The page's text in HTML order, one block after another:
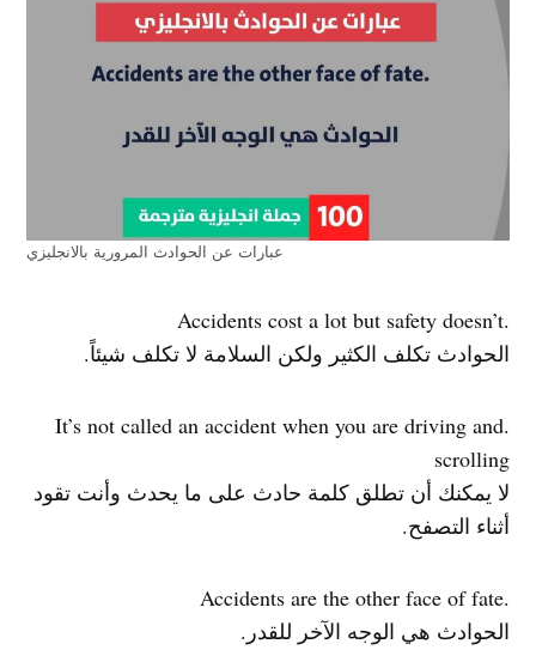
عبارات عن الحوادث المرورية بالانجليزي
.Accidents cost a lot but safety doesn’t
الحوادث تكلف الكثير ولكن السلامة لا تكلف شيئاً.
.It’s not called an accident when you are driving and
scrolling
لا يمكنك أن تطلق كلمة حادث على ما يحدث وأنت تقود
أثناء التصفح.
.Accidents are the other face of fate
الحوادث هي الوجه الآخر للقدر.